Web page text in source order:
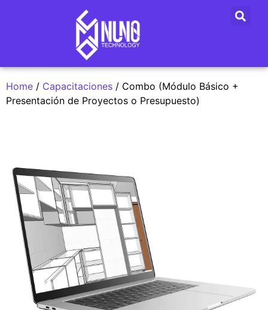
Home / Capacitaciones / Combo (Módulo Básico +
Presentación de Proyectos o Presupuesto)